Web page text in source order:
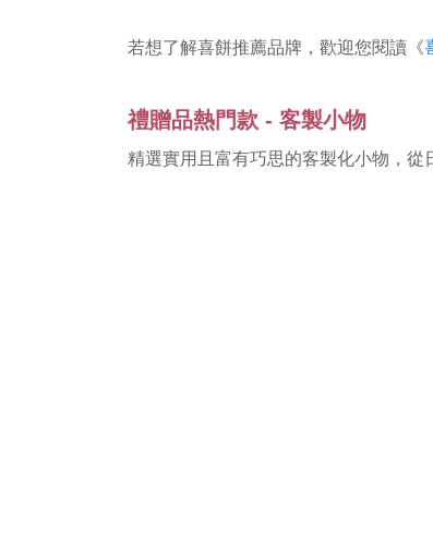
若想了解喜餅推薦品牌，歡迎您閱讀《
禮贈品熱門款 - 客製小物
精選實用且富有巧思的客製化小物，從